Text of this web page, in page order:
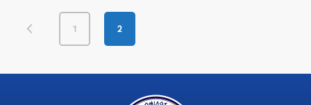
1 2